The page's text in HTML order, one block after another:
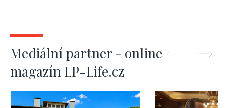
Mediální partner - online
magazín LP-Life.cz